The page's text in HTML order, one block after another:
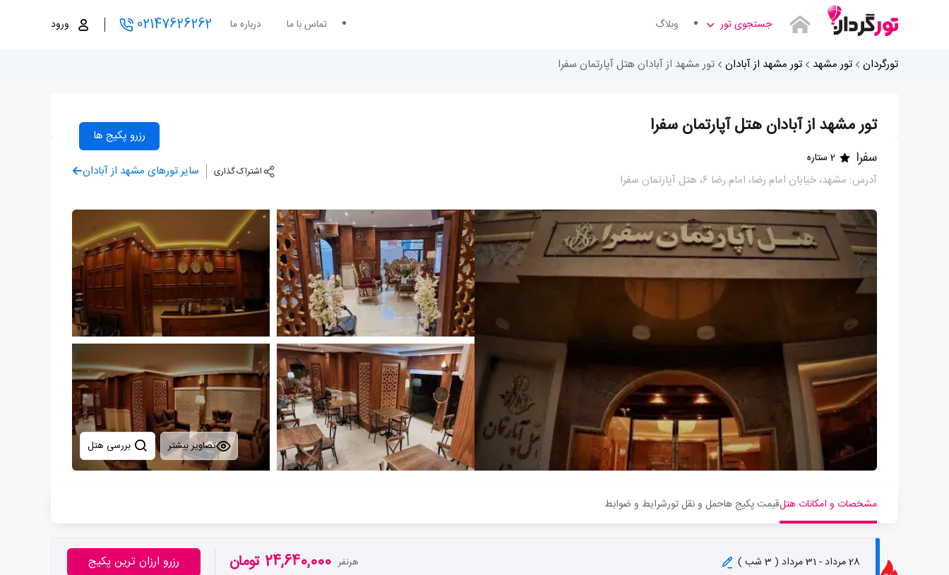
جستجوی تور وبلاگ تماس با ما درباره ما 02147626262 ورود
تورگردان تور مشهد تور مشهد از آبادان تور مشهد از آبادان هتل آپارتمان سفرا
تور مشهد از آبادان هتل آپارتمان سفرا رزرو پکیج ها
سفرا 2 ستاره
آدرس: مشهد، خیابان امام رضا، امام رضا ۶، هتل آپارتمان سفرا
اشتراک گذاری سایر تورهای مشهد از آبادان
تصاویر بیشتر
مشخصات و امکانات هتلقیمت پکیج هاحمل و نقل تورشرایط و ضوابط
28 مرداد - 31 مرداد ( 3 شب ) هرنفر 24,640,000 تومان رزرو ارزان ترین پکیج